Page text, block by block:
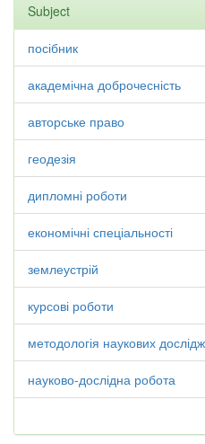
Subject
посібник
академічна доброчесність
авторське право
геодезія
дипломні роботи
економічні спеціальності
землеустрій
курсові роботи
методологія наукових
науково-дослідна робота